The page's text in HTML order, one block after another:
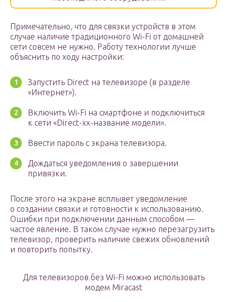
Примечательно, что для связки устройств в этом
случае наличие традиционного Wi-Fi от домашней
сети совсем не нужно. Работу технологии лучше
объяснить по ходу настройки:
Запустить Direct на телевизоре (в разделе
«Интернет»).
Включить Wi-Fi на смартфоне и подключиться
к сети «Direct-xx-название модели».
Ввести пароль с экрана телевизора.
Дождаться уведомления о завершении
привязки.
После этого на экране всплывет уведомление
о создании связки и готовности к использованию.
Ошибки при подключении данным способом —
частое явление. В таком случае нужно перезагрузить
телевизор, проверить наличие свежих обновлений
и повторить попытку.
Для телевизоров без Wi-Fi можно использовать
модем Miracast